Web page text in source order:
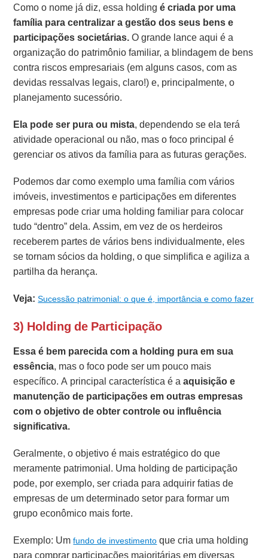
Como o nome já diz, essa holdingé criada por uma
família para centralizar a gestão dos seus bens e
participações societárias.O grande lance aqui é a
organização do patrimônio familiar, a blindagem de bens
contra riscos empresariais (em alguns casos, com as
devidas ressalvas legais, claro!) e, principalmente, o
planejamento sucessório.
Ela pode ser pura ou mista, dependendo se ela terá
atividade operacional ou não, mas o foco principal é
gerenciar os ativos da família para as futuras gerações.
Podemos dar como exemplo uma família com vários
imóveis, investimentos e participações em diferentes
empresas pode criar uma holding familiar para colocar
tudo “dentro” dela. Assim, em vez de os herdeiros
receberem partes de vários bens individualmente, eles
se tornam sócios da holding, o que simplifica e agiliza a
partilha da herança.
Veja: Sucessão patrimonial: o que é, importância e como fazer
3) Holding de Participação
Essa é bem parecida com a holding pura em sua
essência, mas o foco pode ser um pouco mais
específico. A principal característica é aaquisição e
manutenção de participações em outras empresas
com o objetivo de obter controle ou influência
significativa.
Geralmente, o objetivo é mais estratégico do que
meramente patrimonial. Uma holding de participação
pode, por exemplo, ser criada para adquirir fatias de
empresas de um determinado setor para formar um
grupo econômico mais forte.
Exemplo: Umfundo de investimento que cria uma holding